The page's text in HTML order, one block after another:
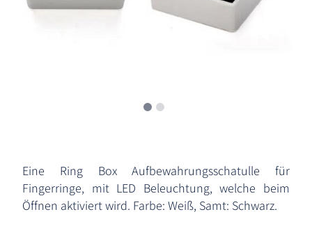
Eine Ring Box Aufbewahrungsschatulle für
Fingerringe, mit LED Beleuchtung, welche beim
Öffnen aktiviert wird. Farbe: Weiß, Samt: Schwarz.